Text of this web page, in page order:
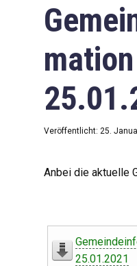
Veröffentlicht: 25.
Anbei die aktuelle
25.01.2021